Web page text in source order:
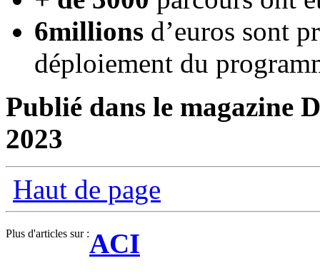
6millions d’euros sont
déploiement du
Publié dans le magazine
2023
Haut de page
Plus d'articles sur :ACI